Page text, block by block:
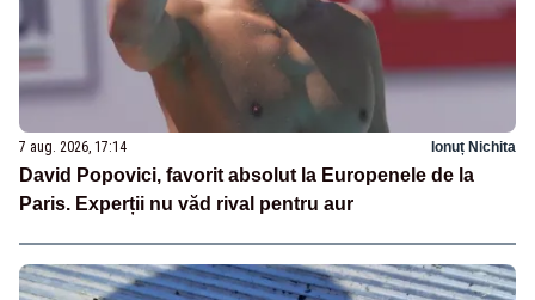
7 aug. 2026, 17:14 Ionuț Nichita
David Popovici, favorit absolut la Europenele de la
Paris. Experții nu văd rival pentru aur